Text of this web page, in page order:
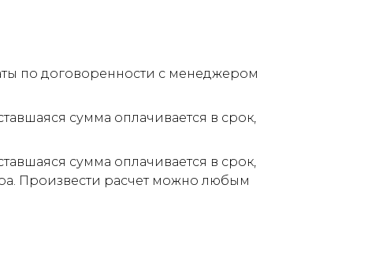
по договоренности с менеджером
сумма оплачивается в срок,
сумма оплачивается в срок,
Произвести расчет можно любым